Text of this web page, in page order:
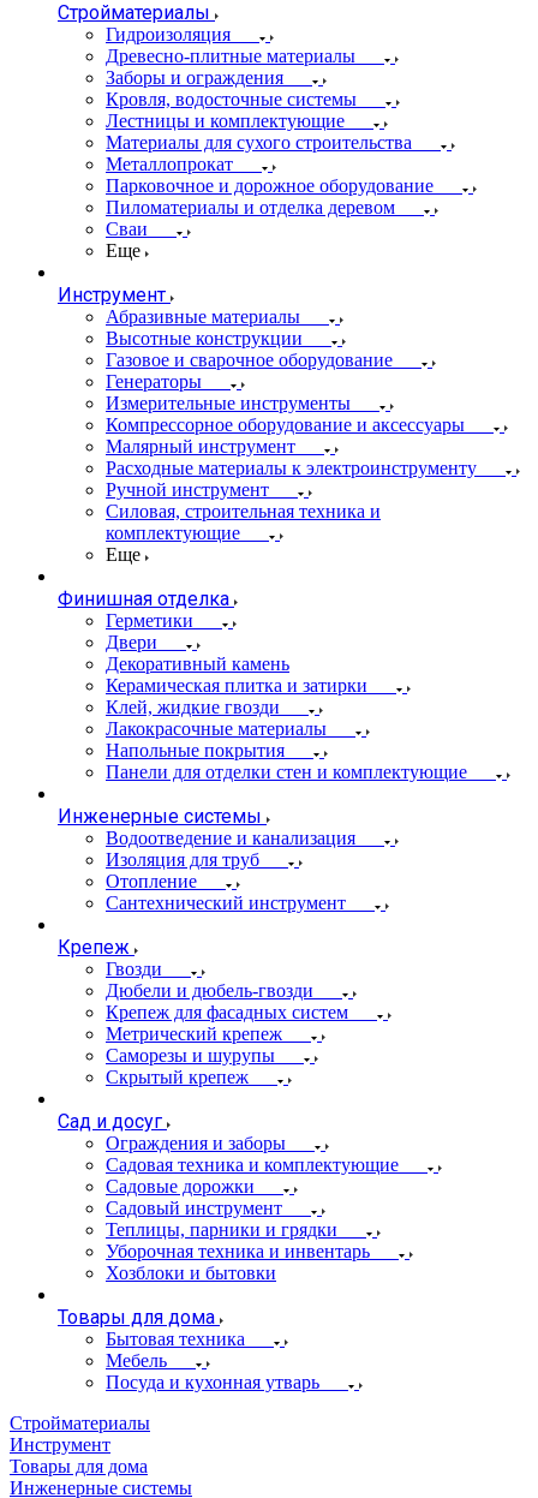
Стройматериалы
Гидроизоляция
Древесно-плитные материалы
Заборы и ограждения
Кровля, водосточные системы
Лестницы и комплектующие
Материалы для сухого строительства
Металлопрокат
Парковочное и дорожное оборудование
Пиломатериалы и отделка деревом
Сваи
Еще
Инструмент
Абразивные материалы
Высотные конструкции
Газовое и сварочное оборудование
Генераторы
Измерительные инструменты
Компрессорное оборудование и аксессуары
Малярный инструмент
Расходные материалы к электроинструменту
Ручной инструмент
Силовая, строительная техника и
комплектующие
Еще
Финишная отделка
Герметики
Двери
Декоративный камень
Керамическая плитка и затирки
Клей, жидкие гвозди
Лакокрасочные материалы
Напольные покрытия
Панели для отделки стен и комплектующие
Инженерные системы
Водоотведение и канализация
Изоляция для труб
Отопление
Сантехнический инструмент
Крепеж
Гвозди
Дюбели и дюбель-гвозди
Крепеж для фасадных систем
Метрический крепеж
Саморезы и шурупы
Скрытый крепеж
Сад и досуг
Ограждения и заборы
Садовая техника и комплектующие
Садовые дорожки
Садовый инструмент
Теплицы, парники и грядки
Уборочная техника и инвентарь
Хозблоки и бытовки
Товары для дома
Бытовая техника
Мебель
Посуда и кухонная утварь
Стройматериалы
Инструмент
Товары для дома
Инженерные системы